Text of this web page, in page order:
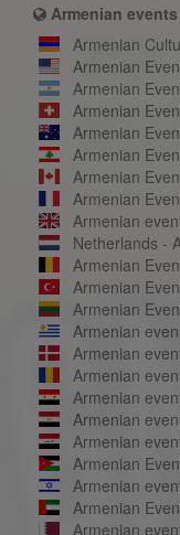
Armenian
Armenian
Armenian
Armenian
Armenian
Armenian
Armenian
Armenian
Armenian
Armenian
Netherlands -
Armenian
Armenian
Armenian
Armenian
Armenian
Armenian
Armenian
Armenian
Armenian
Armenian
Armenian
Armenian
Armenian